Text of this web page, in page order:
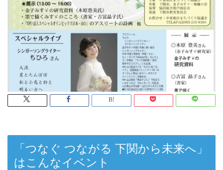
「つなぐ つながる 下関から未来へ」
はこんなイベント